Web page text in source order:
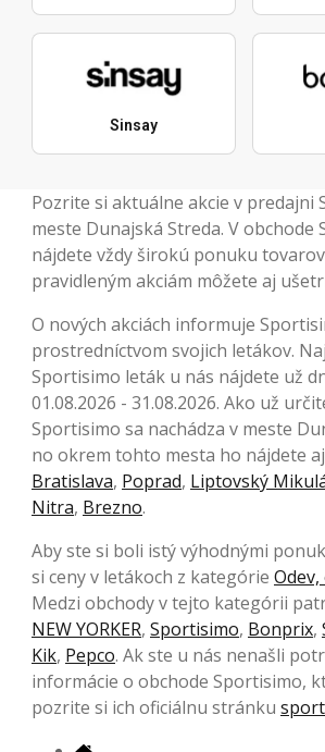
Sinsay
Pozrite si aktuálne akcie v predajni
meste Dunajská Streda. V obchode
nájdete vždy širokú ponuku
pravidleným akciám môžete aj
O nových akciách informuje
prostredníctvom svojich letákov.
Sportisimo leták u nás nájdete už
01.08.2026 - 31.08.2026. Ako už
Sportisimo sa nachádza v meste
no okrem tohto mesta ho nájdete
Bratislava, Poprad, Liptovský
Nitra, Brezno.
Aby ste si boli istý výhodnými
si ceny v letákoch z kategórie
Medzi obchody v tejto kategórii
NEW YORKER, Sportisimo, Bonprix,
Kik, Pepco. Ak ste u nás nenašli
informácie o obchode Sportisimo,
pozrite si ich oficiálnu stránku